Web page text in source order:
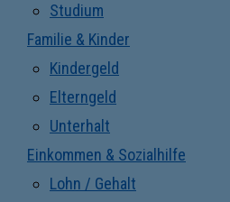
Studium
Familie & Kinder
Kindergeld
Elterngeld
Unterhalt
Einkommen & Sozialhilfe
Lohn / Gehalt